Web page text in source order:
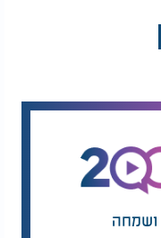
של שמחת
מסיבה של
לעצמי שאני לא
המון ספיקות
ושממש בא לי
ההורים שלי אמרו
אומר להם
ושמחה